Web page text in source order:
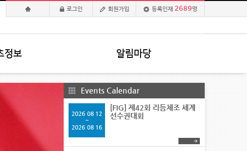
로그인 회원가입 등록인재 2689명
정보 알림마당
Events Calendar
2026 08 12
~
2026 08 16
[FIG] 제42회 리듬체조 세계
선수권대회